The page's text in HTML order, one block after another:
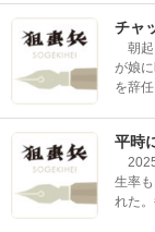
チャ
朝起
が娘
を辞
平時
2025
生率
れた